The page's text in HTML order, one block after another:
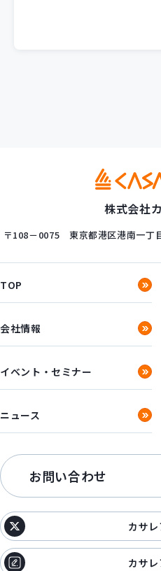
株式会社
〒108－0075 東京都港区港南一丁
TOP
会社情報
イベント・セミナー
ニュース
お問い合わせ
カサ
カサ